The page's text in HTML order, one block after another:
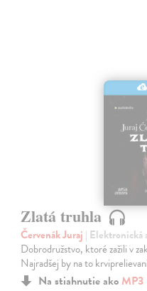
Zlatá truhla
Červenák Juraj | Elektronická
Dobrodružstvo, ktoré zažili v
Najradšej by na to
Na stiahnutie ako MP3